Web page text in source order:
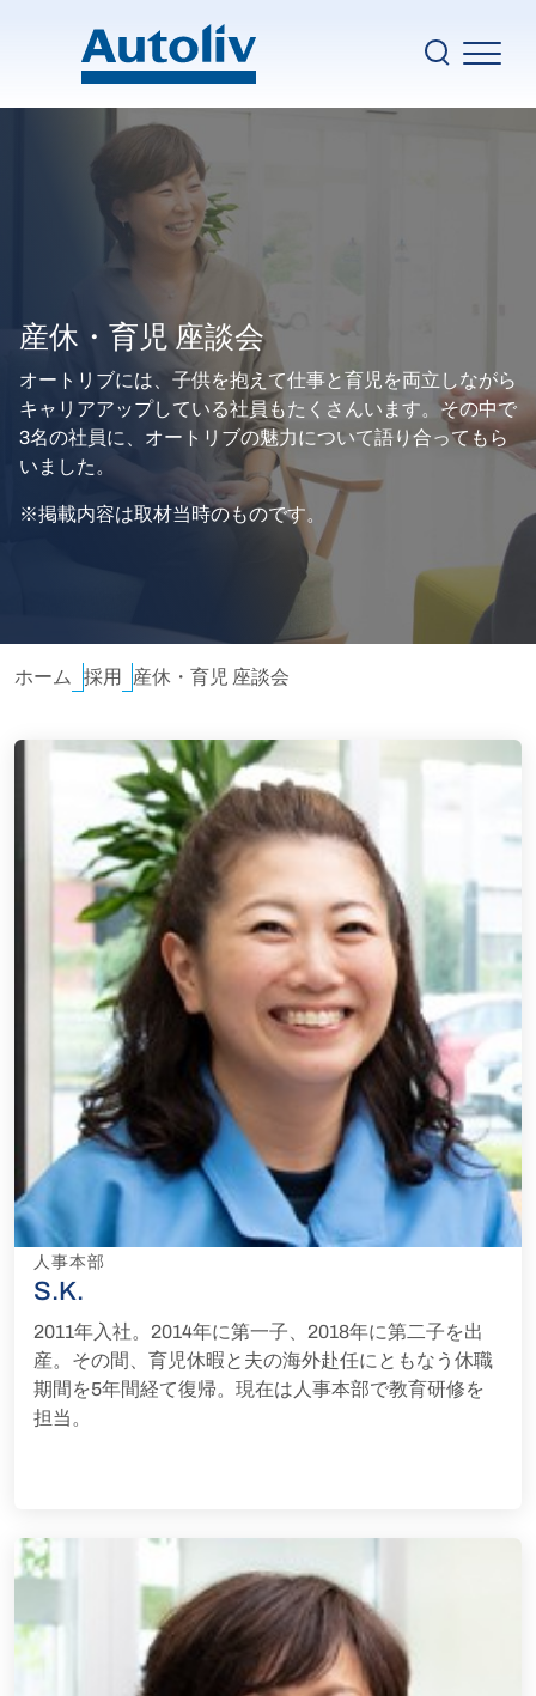
安全ソリューション
サステナビリティ
採用コンセプト
Passionate Colleagues - We Empower Safety（社
員インタビュー）
キービヘイビアー 私たちの働き方
人材育成
仕事紹介
福利厚生
ニュース
Top nav
Autoliv.com
お問い合わせ
産休・育児 座談会
オートリブには、子供を抱えて仕事と育児を両立しながら
キャリアアップしている社員もたくさんいます。その中で
3名の社員に、オートリブの魅力について語り合ってもら
いました。
※掲載内容は取材当時のものです。
ホーム 採用 産休・育児 座談会
人事本部
S.K.
2011年入社。2014年に第一子、2018年に第二子を出
産。その間、育児休暇と夫の海外赴任にともなう休職
期間を5年間経て復帰。現在は人事本部で教育研修を
担当。